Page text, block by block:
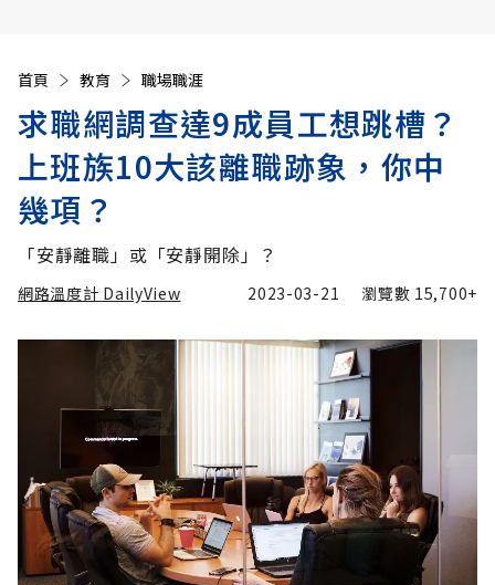
首頁 教育 職場職涯
求職網調查達9成員工想跳槽？
上班族10大該離職跡象，你中
幾項？
「安靜離職」或「安靜開除」？
網路溫度計 DailyView 2023-03-21 瀏覽數 15,700+